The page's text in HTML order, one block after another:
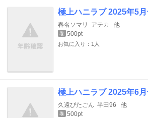
極上ハニラブ 2025年5
春名ソマリ アテカ 他
巻 500pt
お気に入り：1人
極上ハニラブ 2025年6
久遠ぴたごん 半田96 他
巻 500pt